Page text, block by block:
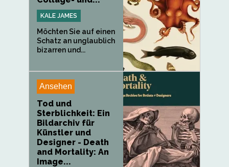
KALE JAMES
Möchten Sie auf einen
Schatz an unglaublich
bizarren und...
Ansehen
Tod und
Sterblichkeit: Ein
Bildarchiv für
Künstler und
Designer - Death
and Mortality: An
Image...